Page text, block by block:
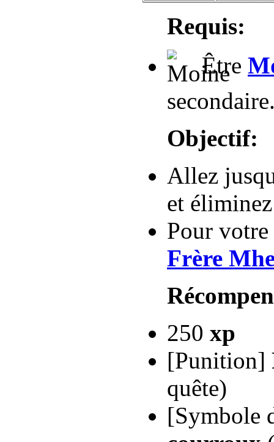
Requis:
Être
Objectif:
Allez
et
Pour
Frère
250 xp
[Punition]
quête)
[Symbole